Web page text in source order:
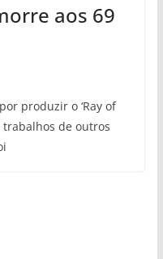
aos 69
produzir o ‘Ray of
trabalhos de outros